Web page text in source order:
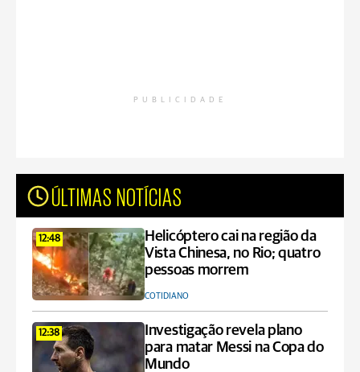
PUBLICIDADE
ÚLTIMAS NOTÍCIAS
12:48
Helicóptero cai na região da
Vista Chinesa, no Rio; quatro
pessoas morrem
COTIDIANO
12:38
Investigação revela plano
para matar Messi na Copa do
Mundo